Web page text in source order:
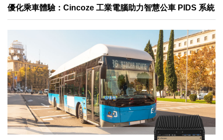
優化乘車體驗：Cincoze 工業電腦助力智慧公車 PIDS 系統